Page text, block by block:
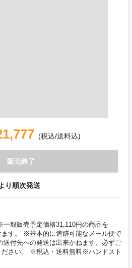
(税込/送料込)
販売終了
り順次発送
般販売予定価格31,110円の商品を
す。 ※基本的に追跡可能なメール便で
付先への発送は出来かねます。必ずご
ださい。 ※税込・送料無料※ハンドスト